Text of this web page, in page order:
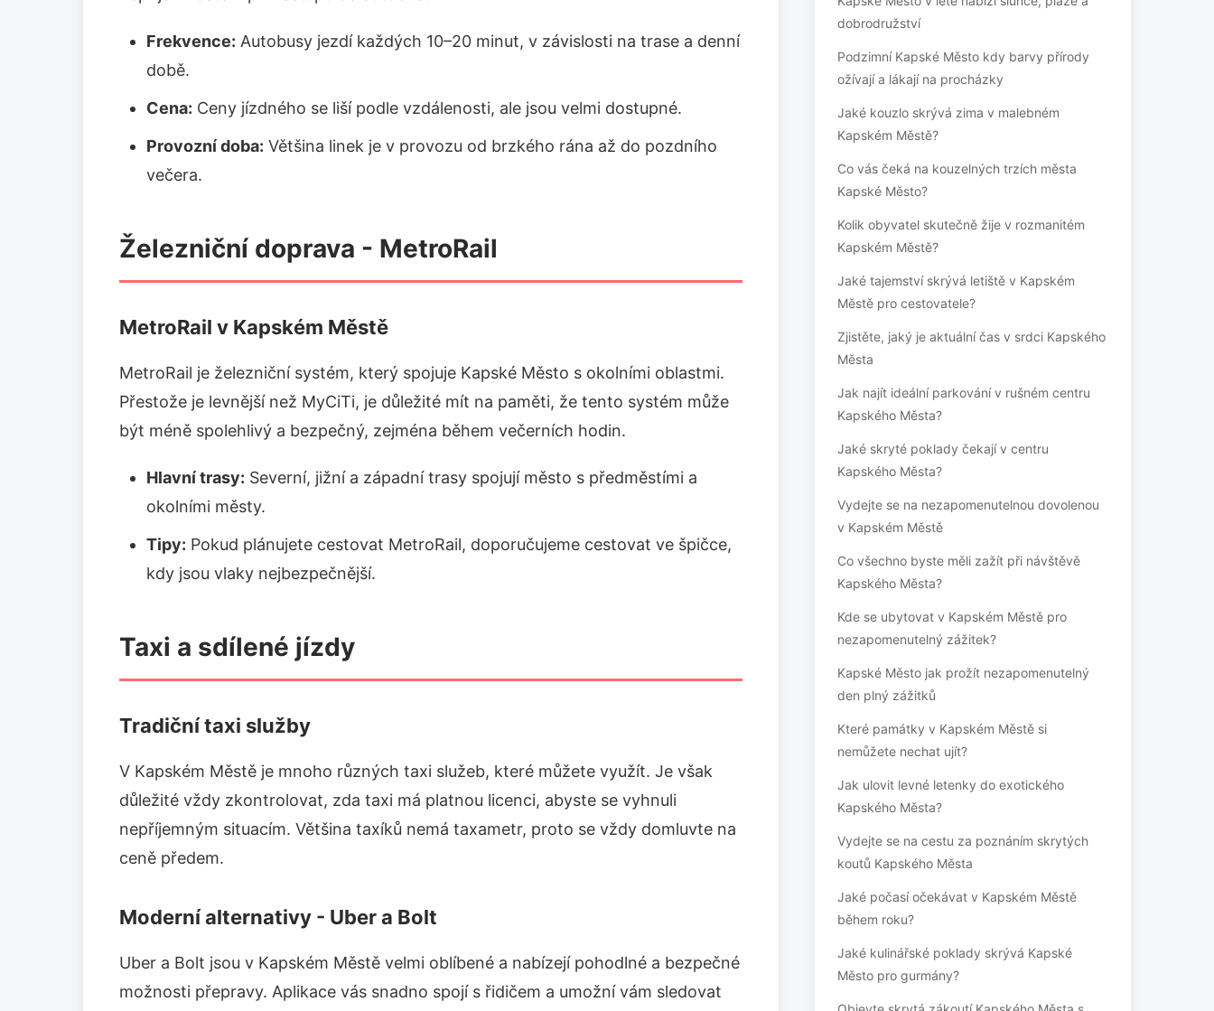
Frekvence: Autobusy jezdí každých 10–20 minut, v závislosti na trase a denní
době.
Cena: Ceny jízdného se liší podle vzdálenosti, ale jsou velmi dostupné.
Provozní doba: Většina linek je v provozu od brzkého rána až do pozdního
večera.
Železniční doprava - MetroRail
MetroRail v Kapském Městě
MetroRail je železniční systém, který spojuje Kapské Město s okolními oblastmi.
Přestože je levnější než MyCiTi, je důležité mít na paměti, že tento systém může
být méně spolehlivý a bezpečný, zejména během večerních hodin.
Hlavní trasy: Severní, jižní a západní trasy spojují město s předměstími a
okolními městy.
Tipy: Pokud plánujete cestovat MetroRail, doporučujeme cestovat ve špičce,
kdy jsou vlaky nejbezpečnější.
Taxi a sdílené jízdy
Tradiční taxi služby
V Kapském Městě je mnoho různých taxi služeb, které můžete využít. Je však
důležité vždy zkontrolovat, zda taxi má platnou licenci, abyste se vyhnuli
nepříjemným situacím. Většina taxíků nemá taxametr, proto se vždy domluvte na
ceně předem.
Moderní alternativy - Uber a Bolt
Uber a Bolt jsou v Kapském Městě velmi oblíbené a nabízejí pohodlné a bezpečné
možnosti přepravy. Aplikace vás snadno spojí s řidičem a umožní vám sledovat
dobrodružství
Podzimní Kapské Město kdy barvy přírody
ožívají a lákají na procházky
Jaké kouzlo skrývá zima v malebném
Kapském Městě?
Co vás čeká na kouzelných trzích města
Kapské Město?
Kolik obyvatel skutečně žije v rozmanitém
Kapském Městě?
Jaké tajemství skrývá letiště v Kapském
Městě pro cestovatele?
Zjistěte, jaký je aktuální čas v srdci Kapského
Města
Jak najít ideální parkování v rušném centru
Kapského Města?
Jaké skryté poklady čekají v centru
Kapského Města?
Vydejte se na nezapomenutelnou dovolenou
v Kapském Městě
Co všechno byste měli zažít při návštěvě
Kapského Města?
Kde se ubytovat v Kapském Městě pro
nezapomenutelný zážitek?
Kapské Město jak prožít nezapomenutelný
den plný zážitků
Které památky v Kapském Městě si
nemůžete nechat ujít?
Jak ulovit levné letenky do exotického
Kapského Města?
Vydejte se na cestu za poznáním skrytých
koutů Kapského Města
Jaké počasí očekávat v Kapském Městě
během roku?
Jaké kulinářské poklady skrývá Kapské
Město pro gurmány?